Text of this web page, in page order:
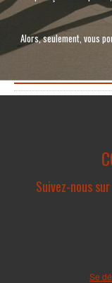
Alors, seulement, vous
Suivez-nous
Se